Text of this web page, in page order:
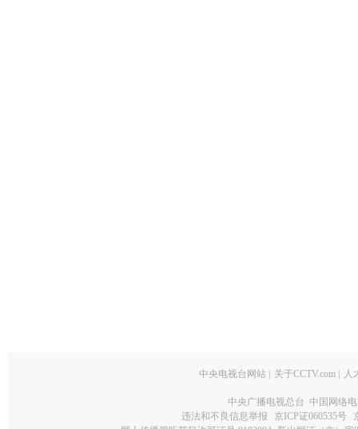
中央电视台网站 关于CCTV.com 人
中央广播电视总台 中国网络
违法和不良信息举报
京ICP证060535号